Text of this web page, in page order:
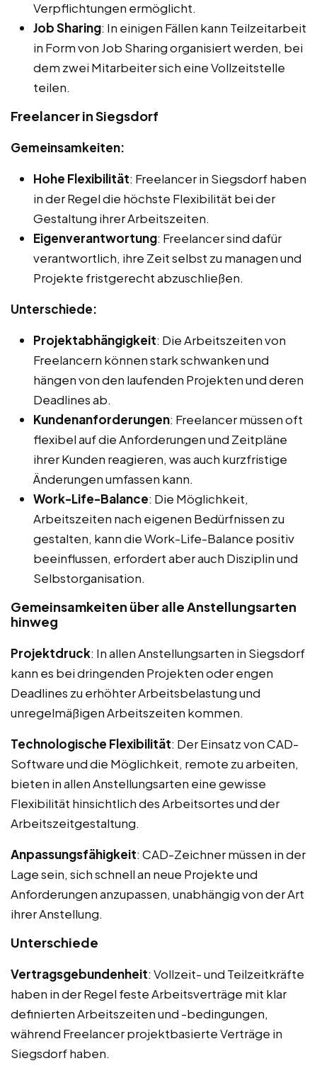
Verpflichtungen ermöglicht.
Job Sharing: In einigen Fällen kann Teilzeitarbeit
in Form von Job Sharing organisiert werden, bei
dem zwei Mitarbeiter sich eine Vollzeitstelle
teilen.
Freelancer in Siegsdorf
Gemeinsamkeiten:
Hohe Flexibilität: Freelancer in Siegsdorf haben
in der Regel die höchste Flexibilität bei der
Gestaltung ihrer Arbeitszeiten.
Eigenverantwortung: Freelancer sind dafür
verantwortlich, ihre Zeit selbst zu managen und
Projekte fristgerecht abzuschließen.
Unterschiede:
Projektabhängigkeit: Die Arbeitszeiten von
Freelancern können stark schwanken und
hängen von den laufenden Projekten und deren
Deadlines ab.
Kundenanforderungen: Freelancer müssen oft
flexibel auf die Anforderungen und Zeitpläne
ihrer Kunden reagieren, was auch kurzfristige
Änderungen umfassen kann.
Work-Life-Balance: Die Möglichkeit,
Arbeitszeiten nach eigenen Bedürfnissen zu
gestalten, kann die Work-Life-Balance positiv
beeinflussen, erfordert aber auch Disziplin und
Selbstorganisation.
Gemeinsamkeiten über alle Anstellungsarten
hinweg
Projektdruck: In allen Anstellungsarten in Siegsdorf
kann es bei dringenden Projekten oder engen
Deadlines zu erhöhter Arbeitsbelastung und
unregelmäßigen Arbeitszeiten kommen.
Technologische Flexibilität: Der Einsatz von CAD-
Software und die Möglichkeit, remote zu arbeiten,
bieten in allen Anstellungsarten eine gewisse
Flexibilität hinsichtlich des Arbeitsortes und der
Arbeitszeitgestaltung.
Anpassungsfähigkeit: CAD-Zeichner müssen in der
Lage sein, sich schnell an neue Projekte und
Anforderungen anzupassen, unabhängig von der Art
ihrer Anstellung.
Unterschiede
Vertragsgebundenheit: Vollzeit- und Teilzeitkräfte
haben in der Regel feste Arbeitsverträge mit klar
definierten Arbeitszeiten und -bedingungen,
während Freelancer projektbasierte Verträge in
Siegsdorf haben.